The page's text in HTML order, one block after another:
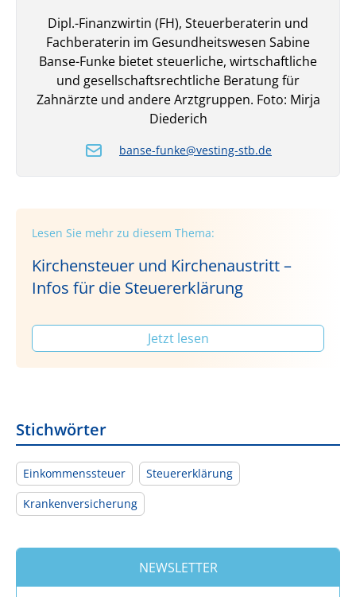
Dipl.-Finanzwirtin (FH), Steuerberaterin und
Fachberaterin im Gesundheitswesen Sabine
Banse-Funke bietet steuerliche, wirtschaftliche
und gesellschaftsrechtliche Beratung für
Zahnärzte und andere Arztgruppen. Foto: Mirja
Diederich
banse-funke@vesting-stb.de
Lesen Sie mehr zu diesem Thema:
Kirchensteuer und Kirchenaustritt –
Infos für die Steuererklärung
Jetzt lesen
Stichwörter
Einkommenssteuer
Steuererklärung
Krankenversicherung
NEWSLETTER